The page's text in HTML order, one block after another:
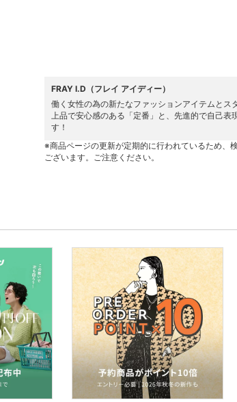
FRAY I.D（フレイ アイディー）
働く女性の為の新たなファッションアイテムとス
上品で安心感のある「定番」と、先進的で自己表
す！
※商品ページの更新が定期的に行われているため、
ございます。ご注意ください。